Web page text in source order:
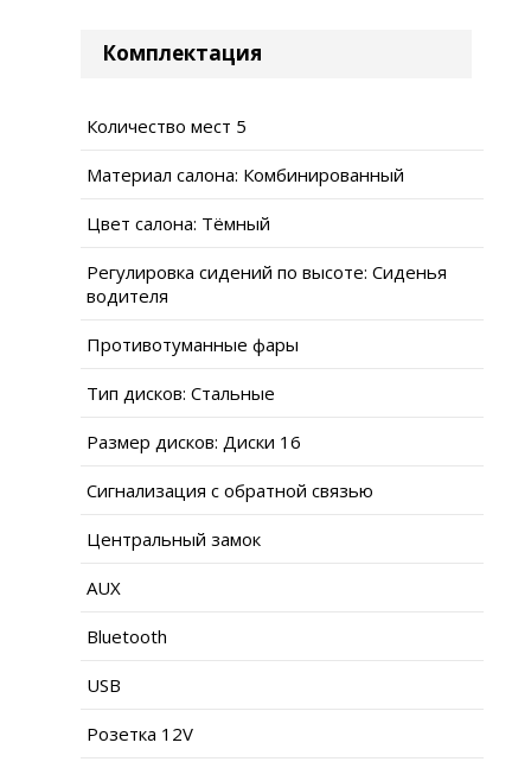
Комплектация
Количество мест 5
Материал салона: Комбинированный
Цвет салона: Тёмный
Регулировка сидений по высоте: Сиденья
водителя
Противотуманные фары
Тип дисков: Стальные
Размер дисков: Диски 16
Сигнализация с обратной связью
Центральный замок
AUX
Bluetooth
USB
Розетка 12V